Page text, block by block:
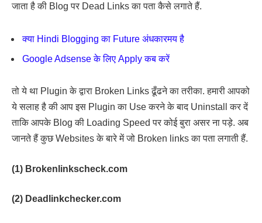
जाता है की Blog पर Dead Links का पता कैसे लगाते हैं.
क्या Hindi Blogging का Future अंधकारमय है
Google Adsense के लिए Apply कब करें
तो ये था Plugin के द्वारा Broken Links ढूँढने का तरीका. हमारी आपको
ये सलाह है की आप इस Plugin का Use करने के बाद Uninstall कर दें
ताकि आपके Blog की Loading Speed पर कोई बुरा असर ना पड़े. अब
जानते हैं कुछ Websites के बारे में जो Broken links का पता लगाती हैं.
(1) Brokenlinkscheck.com
(2) Deadlinkchecker.com